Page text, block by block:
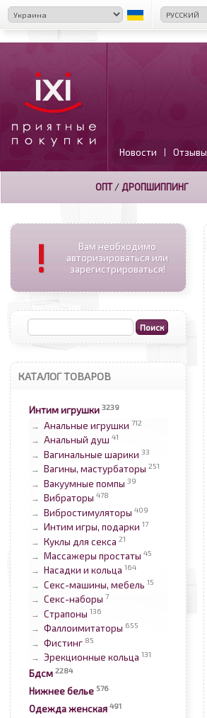
Новости | Отзывы
ОПТ/ ДРОПШИППИНГ
!
Вам необходимо
авторизироваться или
зарегистрироваться!
КАТАЛОГ ТОВАРОВ
Интим игрушки 3239
→ Анальные игрушки 712
→ Анальный душ 41
→ Вагинальные шарики 33
→ Вагины, мастурбаторы 251
→ Вакуумные помпы 39
→ Вибраторы 478
→ Вибростимуляторы 409
→ Интим игры, подарки 17
→ Куклы для секса 21
→ Массажеры простаты 45
→ Насадки и кольца 164
→ Секс-машины, мебель 15
→ Секс-наборы 7
→ Страпоны 136
→ Фаллоимитаторы 655
→ Фистинг 85
→ Эрекционные кольца 131
Бдсм 2284
Нижнее белье 576
Одежда женская 491